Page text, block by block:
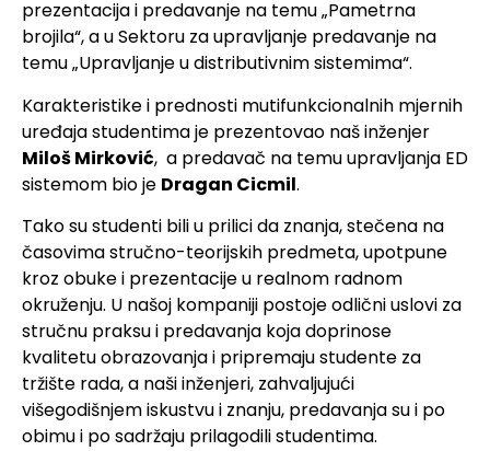
prezentacija i predavanje na temu „Pametrna
brojila“, a u Sektoru za upravljanje predavanje na
temu „Upravljanje u distributivnim sistemima“.
Karakteristike i prednosti mutifunkcionalnih mjernih
uređaja studentima je prezentovao naš inženjer
Miloš Mirković, a predavač na temu upravljanja ED
sistemom bio je Dragan Cicmil.
Tako su studenti bili u prilici da znanja, stečena na
časovima stručno-teorijskih predmeta, upotpune
kroz obuke i prezentacije u realnom radnom
okruženju. U našoj kompaniji postoje odlični uslovi za
stručnu praksu i predavanja koja doprinose
kvalitetu obrazovanja i pripremaju studente za
tržište rada, a naši inženjeri, zahvaljujući
višegodišnjem iskustvu i znanju, predavanja su i po
obimu i po sadržaju prilagodili studentima.